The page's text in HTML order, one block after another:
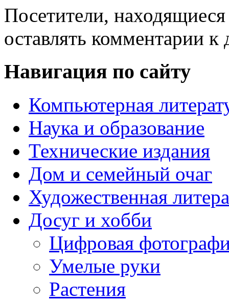
Посетители,
оставлять комментарии к
Навигация по сайту
Компьютерная
Наука и образование
Технические издания
Дом и семейный очаг
Художественная
Досуг и хобби
Цифровая
Умелые руки
Растения